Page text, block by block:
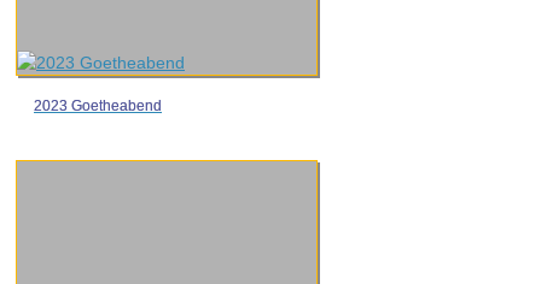
2023 Goetheabend